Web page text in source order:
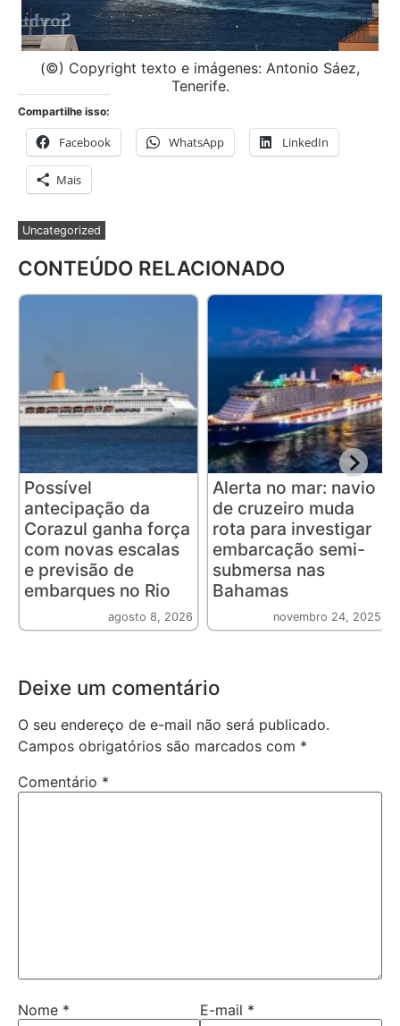
(©) Copyright texto e imágenes: Antonio Sáez,
Tenerife.
Compartilhe isso:
Facebook WhatsApp LinkedIn
Mais
Uncategorized
CONTEÚDO RELACIONADO
Possível
antecipação da
Corazul ganha força
com novas escalas
e previsão de
embarques no Rio
agosto 8, 2026
Alerta no mar: navio
de cruzeiro muda
rota para investigar
embarcação semi-
submersa nas
Bahamas
novembro 24, 2025
Deixe um comentário
O seu endereço de e-mail não será publicado.
Campos obrigatórios são marcados com *
Comentário *
Nome * E-mail *